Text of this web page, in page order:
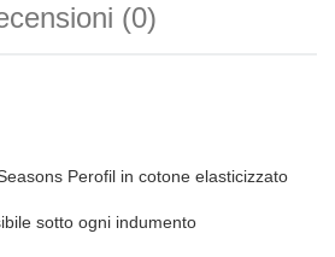
(0)
Perofil in cotone elasticizzato
sotto ogni indumento